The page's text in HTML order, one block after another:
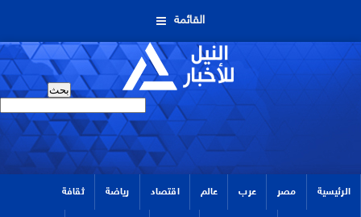
القائمة
الرئيسية مصر عرب عالم اقتصاد رياضة ثقافة